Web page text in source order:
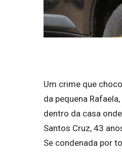
Um crime que
da pequena
dentro da casa
Santos Cruz, 43
Se condenada por